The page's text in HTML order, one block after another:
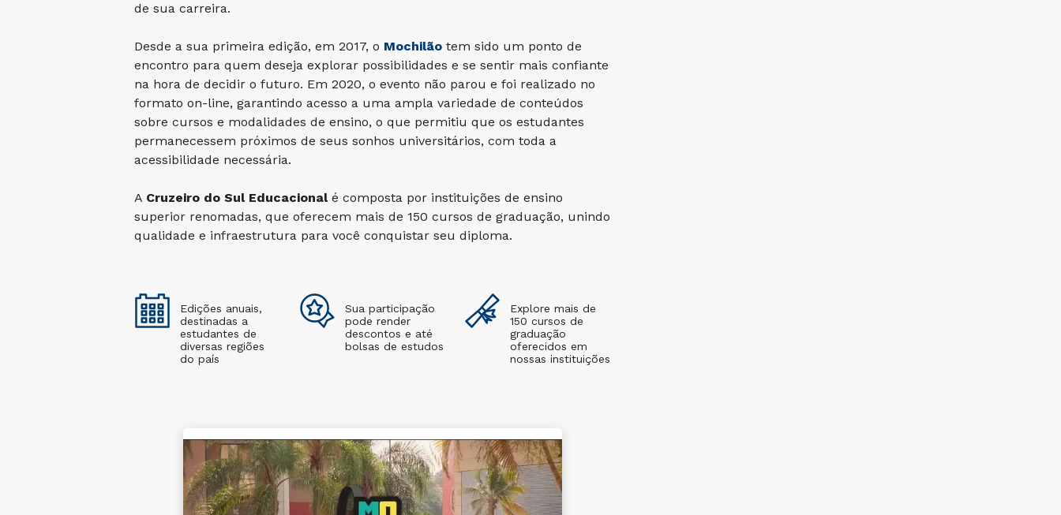
de sua carreira.
Desde a sua primeira edição, em 2017, o Mochilão tem sido um ponto de
encontro para quem deseja explorar possibilidades e se sentir mais confiante
na hora de decidir o futuro. Em 2020, o evento não parou e foi realizado no
formato on-line, garantindo acesso a uma ampla variedade de conteúdos
sobre cursos e modalidades de ensino, o que permitiu que os estudantes
permanecessem próximos de seus sonhos universitários, com toda a
acessibilidade necessária.
A Cruzeiro do Sul Educacionalé composta por instituições de ensino
superior renomadas, que oferecem mais de 150 cursos de graduação, unindo
qualidade e infraestrutura para você conquistar seu diploma.
Edições anuais,
destinadas a
estudantes de
diversas regiões
do país
Sua participação
pode render
descontos e até
bolsas de estudos
Explore mais de
150 cursos de
graduação
oferecidos em
nossas instituições